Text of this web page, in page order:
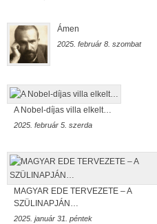
Ámen
2025. február 8. szombat
A Nobel-díjas villa elkelt…
2025. február 5. szerda
MAGYAR EDE TERVEZETE – A
SZÜLINAPJÁN…
2025. január 31. péntek